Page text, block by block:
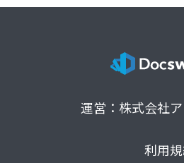
運営：株式会社
利用